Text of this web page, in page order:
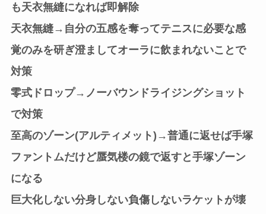
も天衣無縫になれば即解除
天衣無縫→自分の五感を奪ってテニスに必要な感
覚のみを研ぎ澄ましてオーラに飲まれないことで
対策
零式ドロップ→ノーバウンドライジングショット
で対策
至高のゾーン(アルティメット)→普通に返せば手塚
ファントムだけど蜃気楼の鏡で返すと手塚ゾーン
になる
巨大化しない分身しない負傷しないラケットが壊